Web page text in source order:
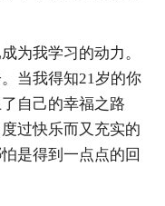
为我学习的动力。
当我得知21岁的你
自己的幸福之路
过快乐而又充实的
是得到一点点的回